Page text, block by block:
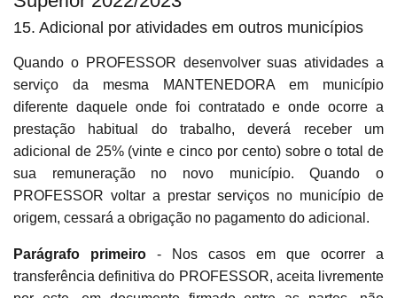
15. Adicional por atividades em outros municípios
Quando o PROFESSOR desenvolver suas atividades a
serviço da mesma MANTENEDORA em município
diferente daquele onde foi contratado e onde ocorre a
prestação habitual do trabalho, deverá receber um
adicional de 25% (vinte e cinco por cento) sobre o total de
sua remuneração no novo município. Quando o
PROFESSOR voltar a prestar serviços no município de
origem, cessará a obrigação no pagamento do adicional.
Parágrafo primeiro - Nos casos em que ocorrer a
transferência definitiva do PROFESSOR, aceita livremente